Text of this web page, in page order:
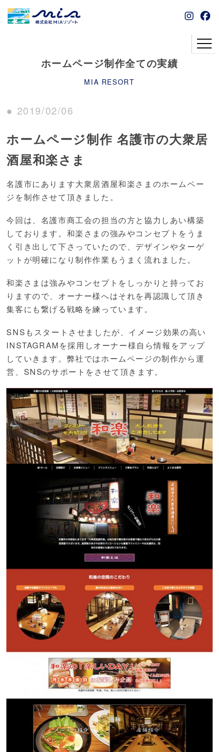
ホームページ制作全ての実績
MIA RESORT
● 2019/02/06
ホームページ制作 名護市の大衆居
酒屋和楽さま
名護市にあります大衆居酒屋和楽さまのホームペー
ジを制作させて頂きました。
今回は、名護市商工会の担当の方と協力しあい構築
しております。和楽さまの強みやコンセプトをうま
く引き出して下さっていたので、デザインやターゲ
ットが明確になり制作作業もうまく流れました。
和楽さまは強みやコンセプトをしっかりと持ってお
りますので、オーナー様へはそれを再認識して頂き
集客にも繋げる戦略を練っています。
SNSもスタートさせましたが、イメージ効果の高い
INSTAGRAMを採用しオーナー様自ら情報をアップ
していきます。弊社ではホームページの制作から運
営、SNSのサポートをさせて頂きます。